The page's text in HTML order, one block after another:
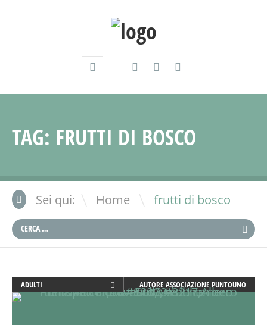
TAG: FRUTTI DI BOSCO
Sei qui: Home \ frutti di bosco
ADULTI
ARTE
AUTORE ASSOCIAZIONE PUNTOUNO